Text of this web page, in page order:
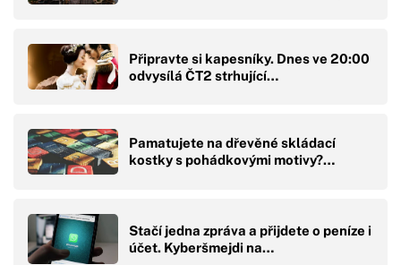
Připravte si kapesníky. Dnes ve 20:00
odvysílá ČT2 strhující…
Pamatujete na dřevěné skládací
kostky s pohádkovými motivy?…
Stačí jedna zpráva a přijdete o peníze i
účet. Kyberšmejdi na…